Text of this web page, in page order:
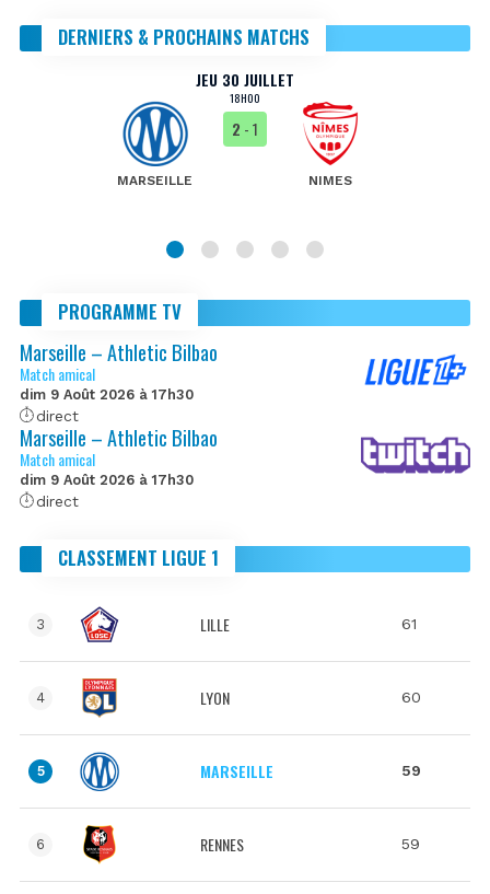
DERNIERS & PROCHAINS MATCHS
JEU 30 JUILLET
18H00
MARSEILLE
2 - 1
NIMES
PROGRAMME TV
Marseille – Athletic Bilbao
Match amical
dim 9 Août 2026 à 17h30
direct
Marseille – Athletic Bilbao
Match amical
dim 9 Août 2026 à 17h30
direct
CLASSEMENT LIGUE 1
3 LILLE 61
4 LYON 60
5 MARSEILLE 59
6 RENNES 59